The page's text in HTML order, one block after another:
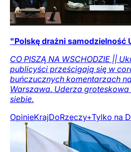
"Polskę drażni samodzielność
CO PISZĄ NA WSCHODZIE ||
publicyści prześcigają się w
buńczucznych komentarzach
Warszawa. Uderza
siebie.
OpinieKrajDoRzeczy+Tylko na